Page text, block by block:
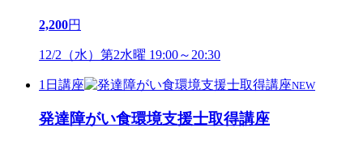
2,200円
12/2（水）第2水曜 19:00～20:30
1日講座 NEW
発達障がい食環境支援士取得講座